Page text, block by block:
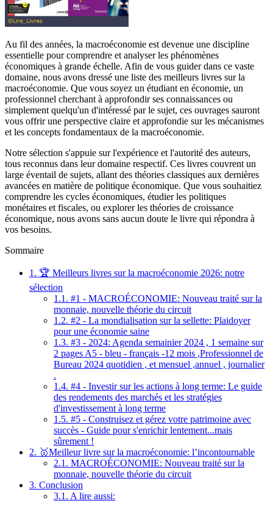
Au fil des années, la macroéconomie est devenue une discipline
essentielle pour comprendre et analyser les phénomènes
économiques à grande échelle. Afin de vous guider dans ce vaste
domaine, nous avons dressé une liste des meilleurs livres sur la
macroéconomie. Que vous soyez un étudiant en économie, un
professionnel cherchant à approfondir ses connaissances ou
simplement quelqu'un d'intéressé par le sujet, ces ouvrages sauront
vous offrir une perspective claire et approfondie sur les mécanismes
et les concepts fondamentaux de la macroéconomie.
Notre sélection s'appuie sur l'expérience et l'autorité des auteurs,
tous reconnus dans leur domaine respectif. Ces livres couvrent un
large éventail de sujets, allant des théories classiques aux dernières
avancées en matière de politique économique. Que vous souhaitiez
comprendre les cycles économiques, étudier les politiques
monétaires et fiscales, ou explorer les théories de croissance
économique, nous avons sans aucun doute le livre qui répondra à
vos besoins.
Sommaire
1. 🏆 Meilleurs livres sur la macroéconomie 2026: notre
sélection
1.1. #1 - MACROÉCONOMIE: Nouveau traité sur la
monnaie, nouvelle théorie du circuit
1.2. #2 - La mondialisation sur la sellette: Plaidoyer
pour une économie saine
1.3. #3 - 2024: Agenda semainier 2024 , 1 semaine sur
2 pages A5 - bleu - français -12 mois ,Professionnel de
Bureau 2024 quotidien , et mensuel ,annuel , journalier
.
1.4. #4 - Investir sur les actions à long terme: Le guide
des rendements des marchés et les stratégies
d'investissement à long terme
1.5. #5 - Construisez et gérez votre patrimoine avec
succès - Guide pour s'enrichir lentement...mais
sûrement !
2. 🥇Meilleur livre sur la macroéconomie: l’incontournable
2.1. MACROÉCONOMIE: Nouveau traité sur la
monnaie, nouvelle théorie du circuit
3. Conclusion
3.1. A lire aussi: